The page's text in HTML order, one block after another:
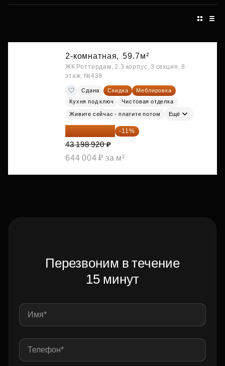
2-комнатная, 59.7м²
ЖК Роттердам, 2.3 корпус, 3 секция, 8
этаж, №439
Сдана Скидка
Меблировка
Кухня под ключ
Чистовая отделка
Живите сейчас - платите потом Ещё
38 447 039 ₽ -11%
43 198 920 ₽
644 004 ₽ за м²
Перезвоним в течение
15 минут